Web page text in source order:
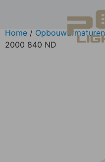
Home / Opbouwarmaturen
2000 840 ND